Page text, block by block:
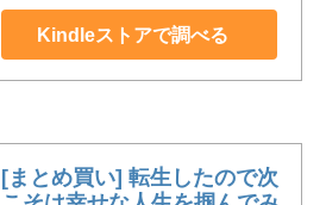
Kindleストアで調べる
[まとめ買い] 転生したので次